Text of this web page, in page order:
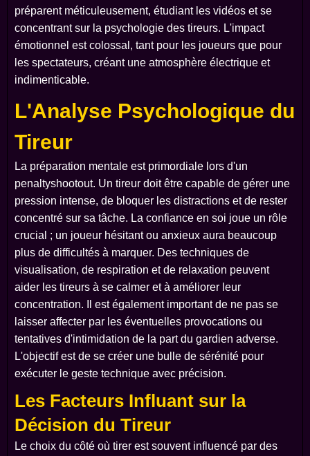
préparent méticuleusement, étudiant les vidéos et se
concentrant sur la psychologie des tireurs. L'impact
émotionnel est colossal, tant pour les joueurs que pour
les spectateurs, créant une atmosphère électrique et
indimenticable.
L'Analyse Psychologique du
Tireur
La préparation mentale est primordiale lors d'un
penaltyshootout. Un tireur doit être capable de gérer une
pression intense, de bloquer les distractions et de rester
concentré sur sa tâche. La confiance en soi joue un rôle
crucial ; un joueur hésitant ou anxieux aura beaucoup
plus de difficultés à marquer. Des techniques de
visualisation, de respiration et de relaxation peuvent
aider les tireurs à se calmer et à améliorer leur
concentration. Il est également important de ne pas se
laisser affecter par les éventuelles provocations ou
tentatives d'intimidation de la part du gardien adverse.
L'objectif est de se créer une bulle de sérénité pour
exécuter le geste technique avec précision.
Les Facteurs Influant sur la
Décision du Tireur
Le choix du côté où tirer est souvent influencé par des